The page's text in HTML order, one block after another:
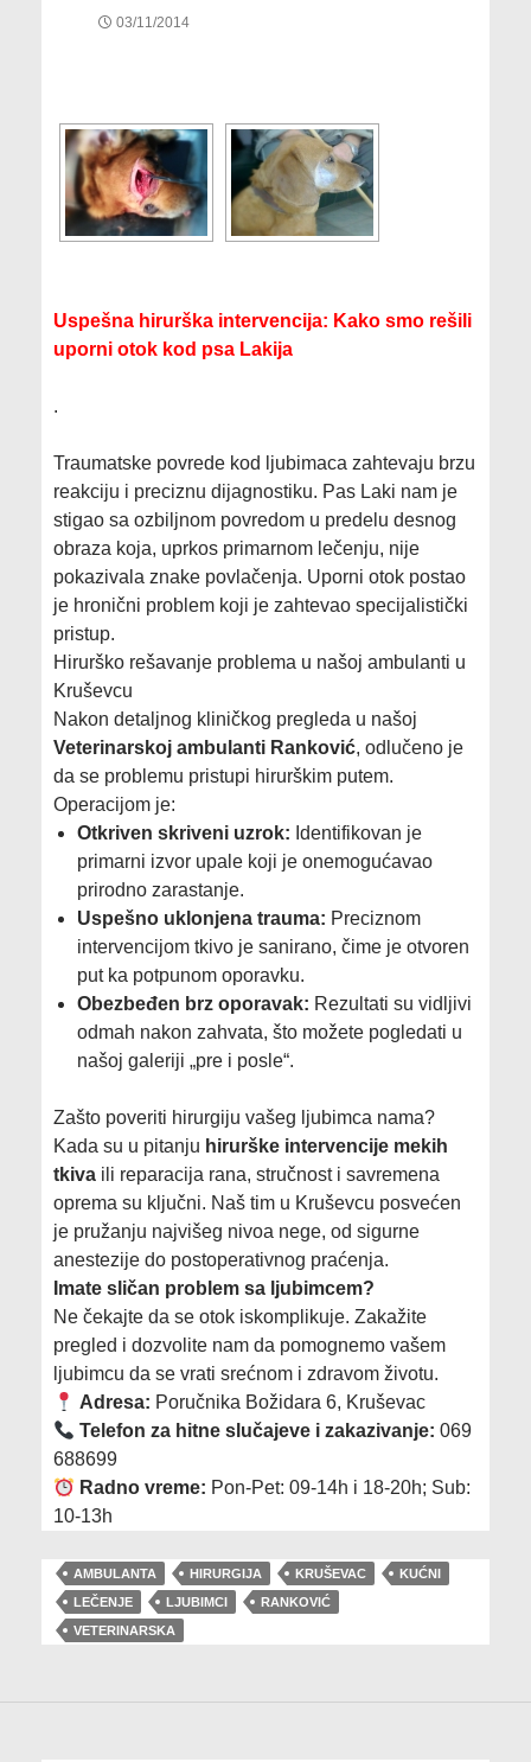
03/11/2014
Uspešna hirurška intervencija: Kako smo rešili
uporni otok kod psa Lakija
.
Traumatske povrede kod ljubimaca zahtevaju brzu
reakciju i preciznu dijagnostiku. Pas Laki nam je
stigao sa ozbiljnom povredom u predelu desnog
obraza koja, uprkos primarnom lečenju, nije
pokazivala znake povlačenja. Uporni otok postao
je hronični problem koji je zahtevao specijalistički
pristup.
Hirurško rešavanje problema u našoj ambulanti u
Kruševcu
Nakon detaljnog kliničkog pregleda u našoj
Veterinarskoj ambulanti Ranković, odlučeno je
da se problemu pristupi hirurškim putem.
Operacijom je:
Otkriven skriveni uzrok: Identifikovan je
primarni izvor upale koji je onemogućavao
prirodno zarastanje.
Uspešno uklonjena trauma: Preciznom
intervencijom tkivo je sanirano, čime je otvoren
put ka potpunom oporavku.
Obezbeđen brz oporavak: Rezultati su vidljivi
odmah nakon zahvata, što možete pogledati u
našoj galeriji „pre i posle“.
Zašto poveriti hirurgiju vašeg ljubimca nama?
Kada su u pitanju hirurške intervencije mekih
tkivaili reparacija rana, stručnost i savremena
oprema su ključni. Naš tim u Kruševcu posvećen
je pružanju najvišeg nivoa nege, od sigurne
anestezije do postoperativnog praćenja.
Imate sličan problem sa ljubimcem?
Ne čekajte da se otok iskomplikuje. Zakažite
pregled i dozvolite nam da pomognemo vašem
ljubimcu da se vrati srećnom i zdravom životu.
Adresa: Poručnika Božidara 6, Kruševac
Telefon za hitne slučajeve i zakazivanje: 069
688699
Radno vreme: Pon-Pet: 09-14h i 18-20h; Sub:
10-13h
AMBULANTA HIRURGIJA KRUŠEVAC
KUĆNI
LEČENJE
LJUBIMCI
RANKOVIĆ
VETERINARSKA